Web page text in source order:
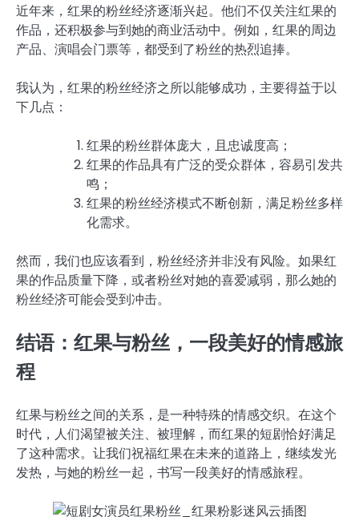
近年来，红果的粉丝经济逐渐兴起。他们不仅关注红果的
作品，还积极参与到她的商业活动中。例如，红果的周边
产品、演唱会门票等，都受到了粉丝的热烈追捧。
我认为，红果的粉丝经济之所以能够成功，主要得益于以
下几点：
红果的粉丝群体庞大，且忠诚度高；
红果的作品具有广泛的受众群体，容易引发共
鸣；
红果的粉丝经济模式不断创新，满足粉丝多样
化需求。
然而，我们也应该看到，粉丝经济并非没有风险。如果红
果的作品质量下降，或者粉丝对她的喜爱减弱，那么她的
粉丝经济可能会受到冲击。
结语：红果与粉丝，一段美好的情感旅
程
红果与粉丝之间的关系，是一种特殊的情感交织。在这个
时代，人们渴望被关注、被理解，而红果的短剧恰好满足
了这种需求。让我们祝福红果在未来的道路上，继续发光
发热，与她的粉丝一起，书写一段美好的情感旅程。